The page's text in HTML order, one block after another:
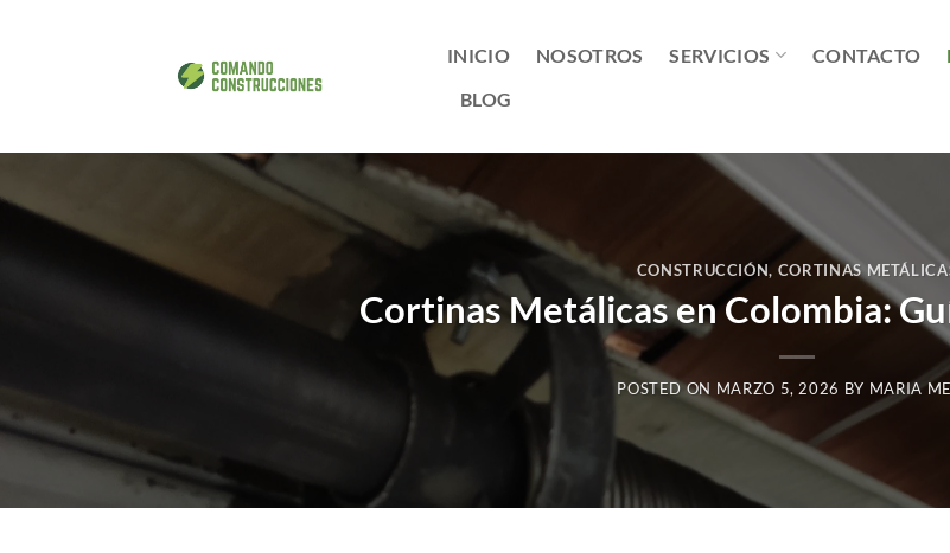
INICIO NOSOTROS SERVICIOS CONTACTO
BLOG
CONSTRUCCIÓN, CORTINAS
Cortinas Metálicas en Colombia:
POSTED ON MARZO 5, 2026 BY MARIA